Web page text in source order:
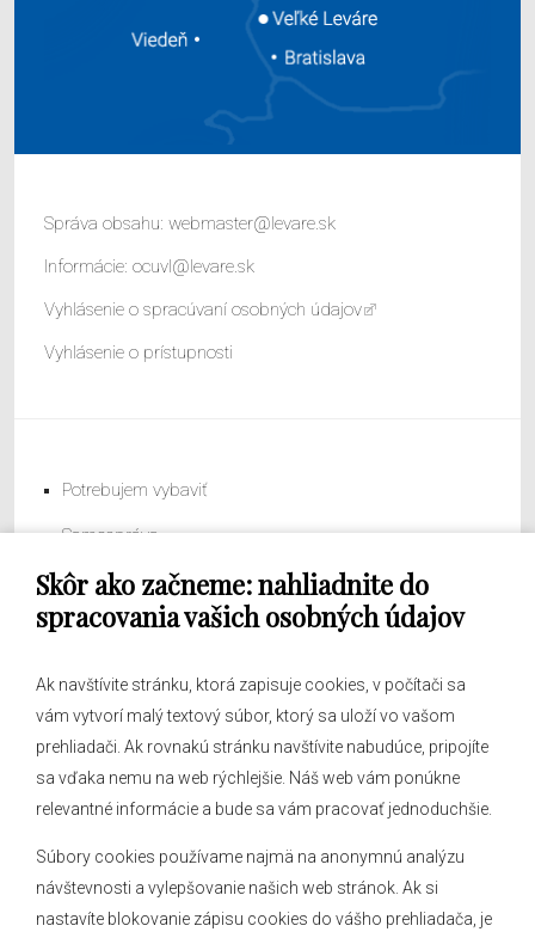
Skôr ako začneme: nahliadnite do
spracovania vašich osobných údajov
Ak navštívite stránku, ktorá zapisuje cookies, v počítači sa
vám vytvorí malý textový súbor, ktorý sa uloží vo vašom
prehliadači. Ak rovnakú stránku navštívite nabudúce, pripojíte
sa vďaka nemu na web rýchlejšie. Náš web vám ponúkne
relevantné informácie a bude sa vám pracovať jednoduchšie.
Súbory cookies používame najmä na anonymnú analýzu
návštevnosti a vylepšovanie našich web stránok. Ak si
nastavíte blokovanie zápisu cookies do vášho prehliadača, je
Správa obsahu: webmaster@levare.sk
Informácie: ocuvl@levare.sk
Vyhlásenie o spracúvaní osobných údajov
Vyhlásenie o prístupnosti
Potrebujem vybaviť
Samospráva
Obecný úrad
O obci
Hlásenia obecného rozhlasu